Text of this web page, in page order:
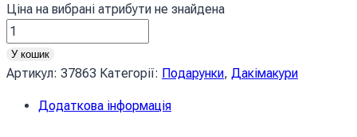
Ціна на вибрані атрибути не знайдена
Каедехара
Кадзуха
Геншин
Kaedehara
У кошик
Артикул: 37863 Категорії: Подарунки, Дакімакури
Додаткова інформація